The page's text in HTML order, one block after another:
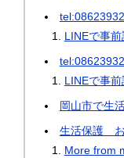
LINEで事
LINEで事
岡山市で生
生活保護 お
More from